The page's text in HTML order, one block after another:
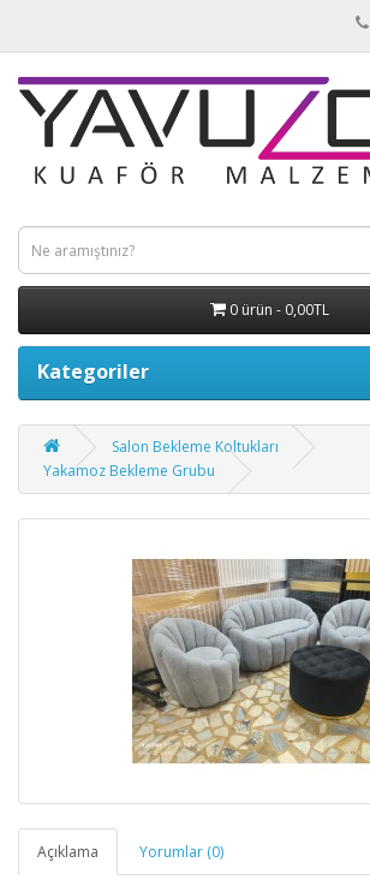
0 ürün - 0,00TL
Kategoriler
Salon Bekleme Koltukları
Yakamoz Bekleme Grubu
Açıklama Yorumlar (0)